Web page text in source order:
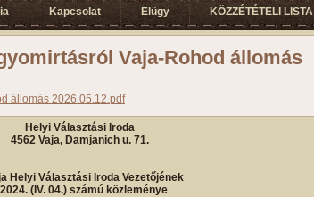
Kapcsolat Elügy KÖZZÉTÉTELI LISTA
Vaja-Rohod állomás
állomás 2026.05.12.pdf
Helyi Választási Iroda
4562 Vaja, Damjanich u. 71.
Helyi Választási Iroda Vezetőjének
(IV. 04.) számú közleménye